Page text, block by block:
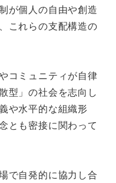
が個人の自由や創造
これらの支配構造の
コミュニティが自律
型」の社会を志向し
や水平的な組織形
とも密接に関わって
で自発的に協力し合